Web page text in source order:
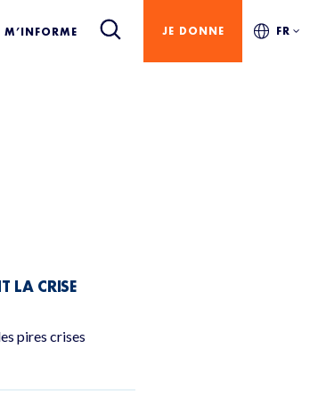
M’INFORME JE DONNE FR
LA CRISE
pires crises